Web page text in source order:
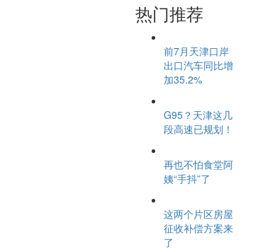
热门推荐
前7月天津口岸
出口汽车同比增
加35.2%
G95？天津这几
段高速已规划！
再也不怕食堂阿
姨“手抖”了
这两个片区房屋
征收补偿方案来
了